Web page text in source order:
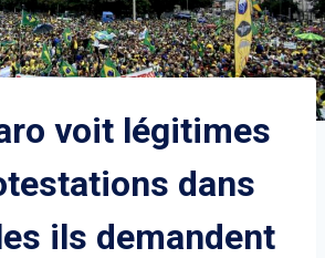
voit légitimes
dans
ils demandent